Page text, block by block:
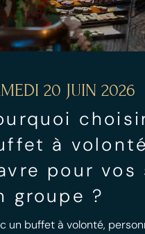
20 JUIN 2026
à
pour vos
groupe ?
un buffet à volonté,